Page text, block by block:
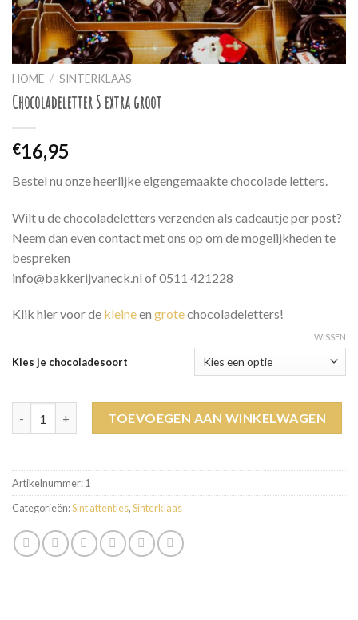
HOME / SINTERKLAAS
Chocoladeletter S extra groot
€16,95
Bestel nu onze heerlijke eigengemaakte chocolade letters.
Wilt u de chocoladeletters verzenden als cadeautje per post?
Neem dan even contact met ons op om de mogelijkheden te
bespreken
info@bakkerijvaneck.nl of 0511 421228
Klik hier voor de kleineen grotechocoladeletters!
Kies je chocoladesoort
WISSEN
TOEVOEGEN AAN WINKELWAGEN
Artikelnummer:1
Categorieën:Sint attenties,Sinterklaas